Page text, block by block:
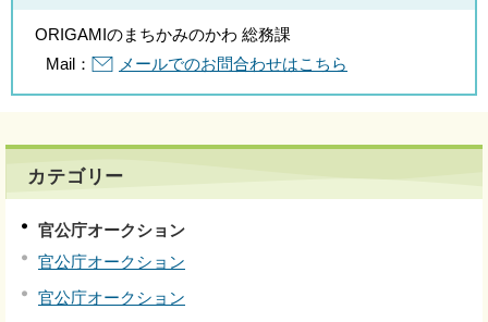
ORIGAMIのまちかみのかわ 総務課
Mail：
メールでのお問合わせはこちら
カテゴリー
官公庁オークション
官公庁オークション
官公庁オークション